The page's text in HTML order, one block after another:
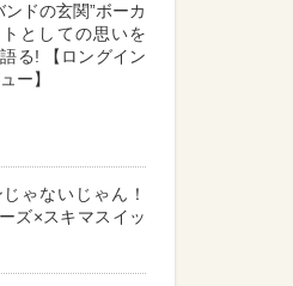
ンドの玄関”ボーカ
トとしての思いを
る! 【ロングイン
ー】
ゃないじゃん！
ズ×スキマスイッ